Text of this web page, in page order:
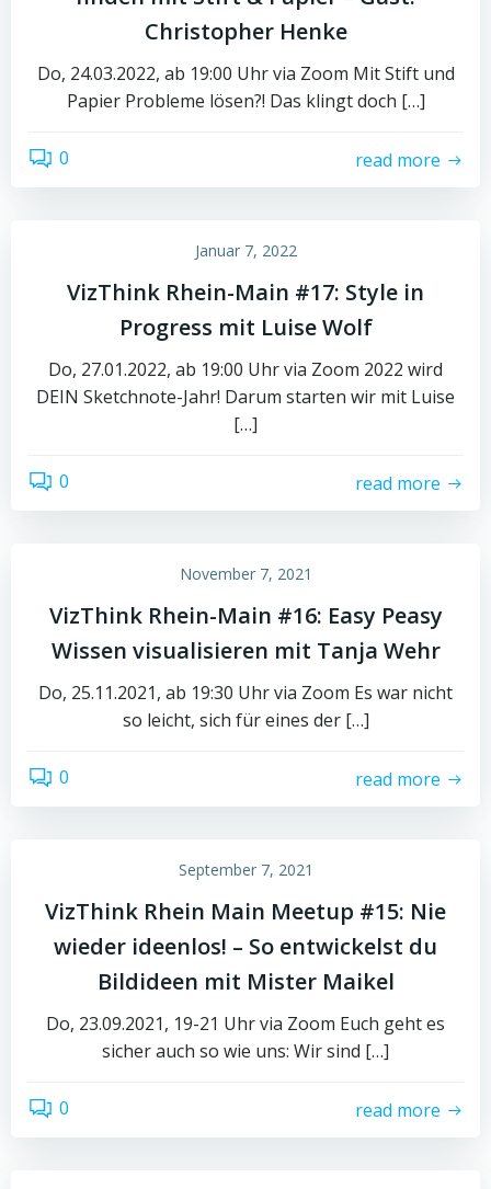
Christopher Henke
Do, 24.03.2022, ab 19:00 Uhr via Zoom Mit Stift und
Papier Probleme lösen?! Das klingt doch […]
0 read more
Januar 7, 2022
VizThink Rhein-Main #17: Style in
Progress mit Luise Wolf
Do, 27.01.2022, ab 19:00 Uhr via Zoom 2022 wird
DEIN Sketchnote-Jahr! Darum starten wir mit Luise
[…]
0 read more
November 7, 2021
VizThink Rhein-Main #16: Easy Peasy
Wissen visualisieren mit Tanja Wehr
Do, 25.11.2021, ab 19:30 Uhr via Zoom Es war nicht
so leicht, sich für eines der […]
0 read more
September 7, 2021
VizThink Rhein Main Meetup #15: Nie
wieder ideenlos! – So entwickelst du
Bildideen mit Mister Maikel
Do, 23.09.2021, 19-21 Uhr via Zoom Euch geht es
sicher auch so wie uns: Wir sind […]
0 read more